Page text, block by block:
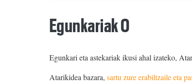
Egunkariak 0
Egunkari eta astekariak ikusi ahal izateko,
Atarikidea bazara, sartu zure erabiltzaile eta